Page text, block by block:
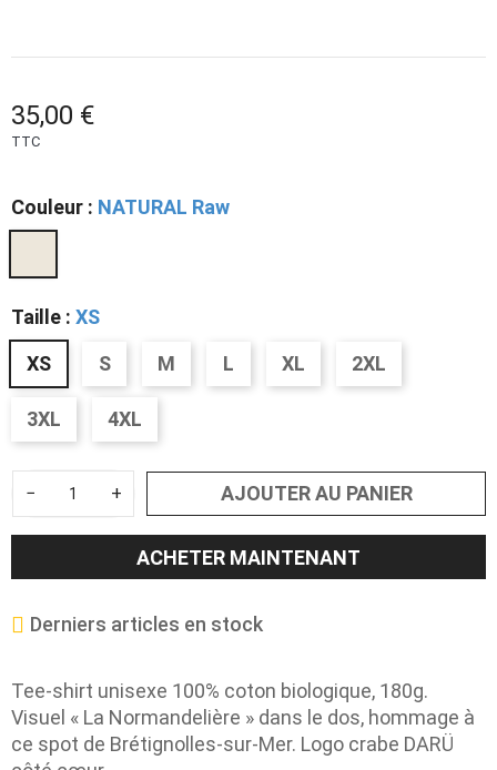
Tee-shirt unisexe 100% coton biologique, 180g.
Visuel « La Normandelière » dans le dos, hommage à
ce spot de Brétignolles-sur-Mer. Logo crabe DARÜ
35,00 €
TTC
Couleur : NATURAL Raw
Taille : XS
XS
S M L XL 2XL
3XL 4XL
− + AJOUTER AU PANIER
ACHETER MAINTENANT
Derniers articles en stock